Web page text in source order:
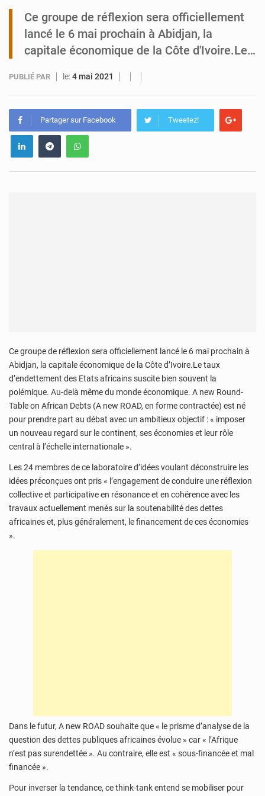
Niger : Abdoulaye Seydou en visite à la MCC de Malbaza
Ce groupe de réflexion sera officiellement
lancé le 6 mai prochain à Abidjan, la
capitale économique de la Côte d'Ivoire.Le…
PUBLIÉ PAR le:4 mai 2021
Partager sur Facebook Tweetez!
Ce groupe de réflexion sera officiellement lancé le 6 mai prochain à
Abidjan, la capitale économique de la Côte d’Ivoire.Le taux
d’endettement des Etats africains suscite bien souvent la
polémique. Au-delà même du monde économique. A new Round-
Table on African Debts (A new ROAD, en forme contractée) est né
pour prendre part au débat avec un ambitieux objectif : « imposer
un nouveau regard sur le continent, ses économies et leur rôle
central à l’échelle internationale ».
Les 24 membres de ce laboratoire d’idées voulant déconstruire les
idées préconçues ont pris « l’engagement de conduire une réflexion
collective et participative en résonance et en cohérence avec les
travaux actuellement menés sur la soutenabilité des dettes
africaines et, plus généralement, le financement de ces économies
».
Dans le futur, A new ROAD souhaite que « le prisme d’analyse de la
question des dettes publiques africaines évolue » car « l’Afrique
n’est pas surendettée ». Au contraire, elle est « sous-financée et mal
financée ».
Pour inverser la tendance, ce think-tank entend se mobiliser pour